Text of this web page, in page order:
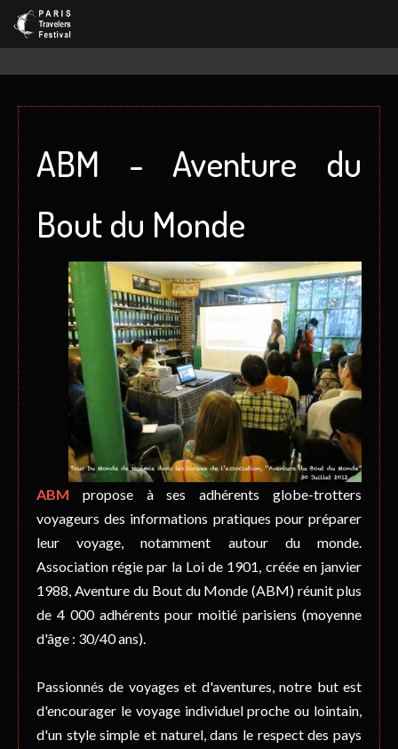
ABM - Aventure du
Bout du Monde
ABM propose à ses adhérents globe-trotters
voyageurs des informations pratiques pour préparer
leur voyage, notamment autour du monde.
Association régie par la Loi de 1901, créée en janvier
1988, Aventure du Bout du Monde (ABM) réunit plus
de 4 000 adhérents pour moitié parisiens (moyenne
d'âge : 30/40 ans).
Passionnés de voyages et d'aventures, notre but est
d'encourager le voyage individuel proche ou lointain,
d'un style simple et naturel, dans le respect des pays